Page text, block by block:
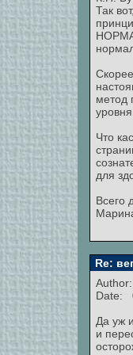
Так
метод
Что
для
Всего
Re:
Author:
Date:
Да уж
и